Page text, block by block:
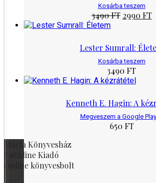
Kosárba teszem
3490FT Original
3490 Ft.
2990 FT
Lester Sumrall:
Kosárba teszem
3490 FT
Kenneth E. Hagin: A
Megveszem a Google
650 FT
Márta Könyvesház
Faithline Kiadó
Online könyvesbolt